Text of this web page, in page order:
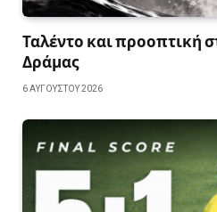
Ταλέντο και προοπτική
Δράμας
6 ΑΥΓΟΎΣΤΟΥ 2026